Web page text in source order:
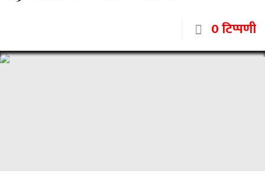
0 टिप्पणी